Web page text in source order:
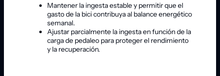
Mantener la ingesta estable y permitir que el
gasto de la bici contribuya al balance energético
semanal.
Ajustar parcialmente la ingesta en función de la
carga de pedaleo para proteger el rendimiento
y la recuperación.